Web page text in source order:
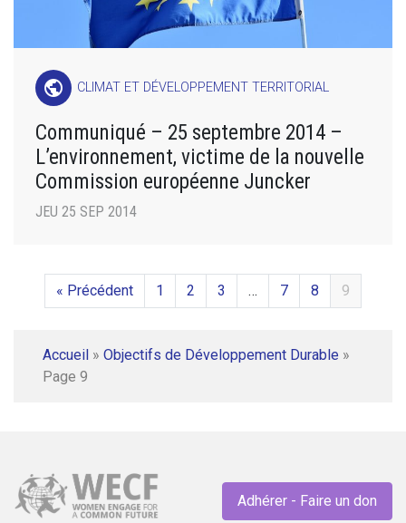
public CLIMAT ET DÉVELOPPEMENT TERRITORIAL
Communiqué – 25 septembre 2014 –
L’environnement, victime de la nouvelle
Commission européenne Juncker
JEU 25 SEP 2014
« Précédent 1 2 3 … 7 8 9
Accueil » Objectifs de Développement Durable »
Page 9
Adhérer - Faire un don